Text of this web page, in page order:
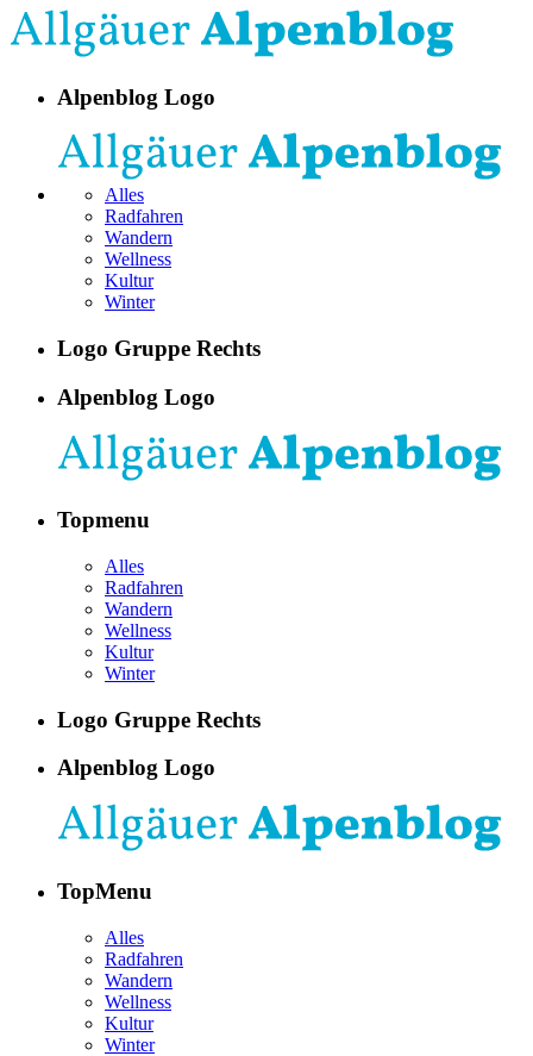
Alpenblog Logo
Alles
Radfahren
Wandern
Wellness
Kultur
Winter
Logo Gruppe Rechts
Alpenblog Logo
Topmenu
Alles
Radfahren
Wandern
Wellness
Kultur
Winter
Logo Gruppe Rechts
Alpenblog Logo
TopMenu
Alles
Radfahren
Wandern
Wellness
Kultur
Winter